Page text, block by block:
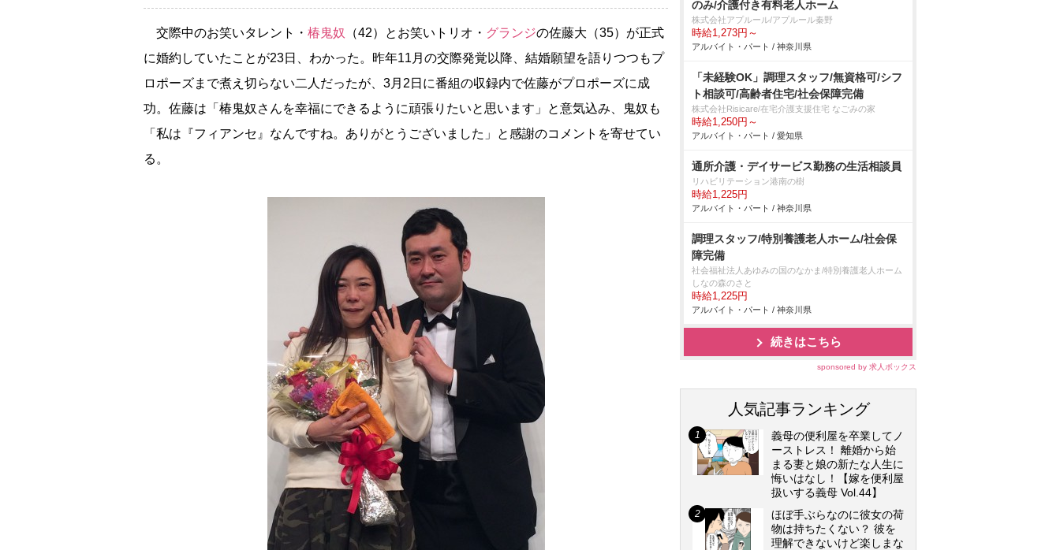
交際中のお笑いタレント・ 椿鬼奴 （42）とお笑いトリオ・ グランジの佐藤大（35）が正式
に婚約していたことが23日、わかった。昨年11月の交際発覚以降、結婚願望を語りつつもプ
ロポーズまで煮え切らない二人だったが、3月2日に番組の収録内で佐藤がプロポーズに成
功。佐藤は「椿鬼奴さんを幸福にできるように頑張りたいと思います」と意気込み、鬼奴も
「私は『フィアンセ』なんですね。ありがとうございました」と感謝のコメントを寄せてい
る。
のみ/介護付き有料老人ホーム
株式会社アプルール/アプルール秦野
時給1,273円～
アルバイト・パート / 神奈川県
「未経験OK」調理スタッフ/無資格可/シフ
ト相談可/高齢者住宅/社会保障完備
株式会社Risicare/在宅介護支援住宅 なごみの家
時給1,250円～
アルバイト・パート / 愛知県
通所介護・デイサービス勤務の生活相談員
リハビリテーション港南の樹
時給1,225円
アルバイト・パート / 神奈川県
調理スタッフ/特別養護老人ホーム/社会保
障完備
社会福祉法人あゆみの国のなかま/特別養護老人ホーム
しなの森のさと
時給1,225円
アルバイト・パート / 神奈川県
続きはこちら
sponsored by 求人ボックス
人気記事ランキング
義母の便利屋を卒業してノ
ーストレス！ 離婚から始
まる妻と娘の新たな人生に
悔いはなし！【嫁を便利屋
扱いする義母 Vol.44】
ほぼ手ぶらなのに彼女の荷
物は持ちたくない？ 彼を
理解できないけど楽しまな